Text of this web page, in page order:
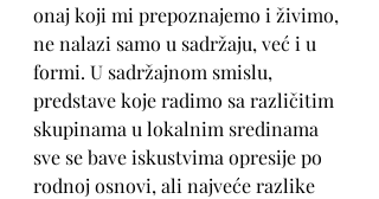
onaj koji mi prepoznajemo i živimo,
ne nalazi samo u sadržaju, već i u
formi. U sadržajnom smislu,
predstave koje radimo sa različitim
skupinama u lokalnim sredinama
sve se bave iskustvima opresije po
rodnoj osnovi, ali najveće razlike